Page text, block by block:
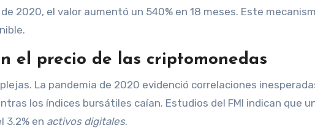
2020, el valor aumentó un 540% en 18 meses. Este
el precio de las criptomonedas
La pandemia de 2020 evidenció correlaciones
los índices bursátiles caían. Estudios del FMI indican que un
3.2% en activos digitales.